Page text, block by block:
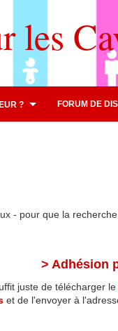
les
? FORUM DE
- pour que la
> Adhésion
juste de télécharger le
et de l'envoyer à